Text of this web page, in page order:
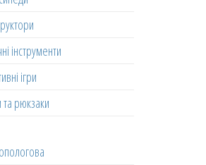
інструменти
ігри
та рюкзаки